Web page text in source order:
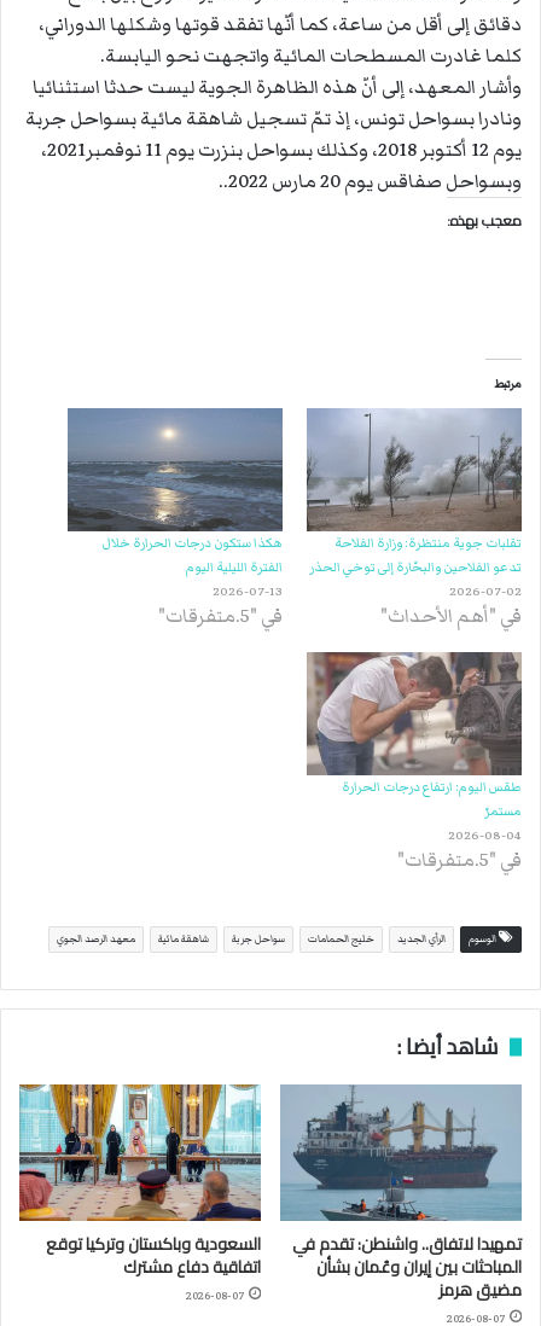
دقائق إلى أقل من ساعة، كما أنّها تفقد قوتها وشكلها الدوراني،
كلما غادرت المسطحات المائية واتجهت نحو اليابسة.
وأشار المعهد، إلى أنّ هذه الظاهرة الجوية ليست حدثا استثنائيا
ونادرا بسواحل تونس، إذ تمّ تسجيل شاهقة مائية بسواحل جربة
يوم 12 أكتوبر 2018، وكذلك بسواحل بنزرت يوم 11 نوفمبر2021،
وبسواحل صفاقس يوم 20 مارس 2022..
معجب بهذه:
مرتبط
تقلبات جوية منتظرة: وزارة الفلاحة
تدعو الفلاحين والبحّارة إلى توخي الحذر
2026-07-02
في "أهم الأحداث"
هكذا ستكون درجات الحرارة خلال
الفترة الليلية اليوم
2026-07-13
في "5.متفرقات"
طقس اليوم: ارتفاع درجات الحرارة
مستمرّ
2026-08-04
في "5.متفرقات"
الوسوم الرأي الجديد خليج الحمامات سواحل جربة شاهقة مائية معهد الرصد الجوي
شاهد أيضا :
تمهيدا لاتفاق.. واشنطن: تقدم في
المباحثات بين إيران وعُمان بشأن
مضيق هرمز
2026-08-07
السعودية وباكستان وتركيا توقع
اتفاقية دفاع مشترك
2026-08-07